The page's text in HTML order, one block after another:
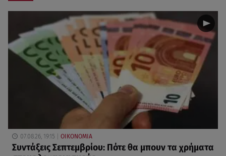
07.08.26, 19:15 ΟΙΚΟΝΟΜΙΑ
Συντάξεις Σεπτεμβρίου: Πότε θα μπουν τα χρήματα